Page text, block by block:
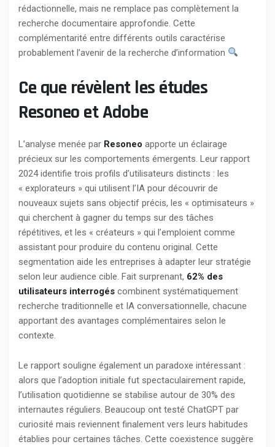
rédactionnelle, mais ne remplace pas complètement la
recherche documentaire approfondie. Cette
complémentarité entre différents outils caractérise
probablement l’avenir de la recherche d’information
Ce que révèlent les études
Resoneo et Adobe
L’analyse menée par Resoneo apporte un éclairage
précieux sur les comportements émergents. Leur rapport
2024 identifie trois profils d’utilisateurs distincts : les
« explorateurs » qui utilisent l’IA pour découvrir de
nouveaux sujets sans objectif précis, les « optimisateurs »
qui cherchent à gagner du temps sur des tâches
répétitives, et les « créateurs » qui l’emploient comme
assistant pour produire du contenu original. Cette
segmentation aide les entreprises à adapter leur stratégie
selon leur audience cible. Fait surprenant, 62% des
utilisateurs interrogés combinent systématiquement
recherche traditionnelle et IA conversationnelle, chacune
apportant des avantages complémentaires selon le
contexte.
Le rapport souligne également un paradoxe intéressant :
alors que l’adoption initiale fut spectaculairement rapide,
l’utilisation quotidienne se stabilise autour de 30% des
internautes réguliers. Beaucoup ont testé ChatGPT par
curiosité mais reviennent finalement vers leurs habitudes
établies pour certaines tâches. Cette coexistence suggère